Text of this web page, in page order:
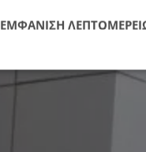
ΕΜΦΑΝΙΣΗ